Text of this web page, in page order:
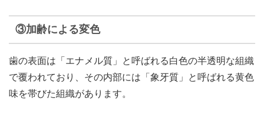
③加齢による変色
歯の表面は「エナメル質」と呼ばれる白色の半透明な組織
で覆われており、その内部には「象牙質」と呼ばれる黄色
味を帯びた組織があります。